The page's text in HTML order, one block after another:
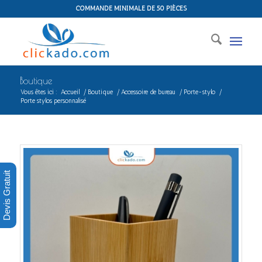
COMMANDE MINIMALE DE 50 PIÈCES
Boutique
Vous êtes ici : Accueil / Boutique / Accessoire de bureau / Porte-stylo
/
Porte stylos personnalisé
Devis Gratuit